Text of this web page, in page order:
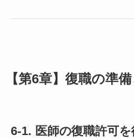
【第6章】復職の準
6-1. 医師の復職許可を